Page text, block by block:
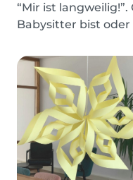
“Mir ist
Babysitter bist